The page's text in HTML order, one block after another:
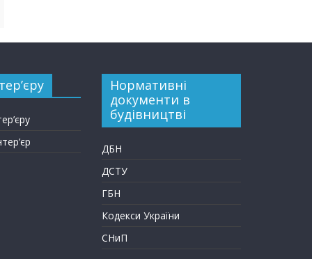
Нормативні
документи в
будівництві
ДБН
ДСТУ
ГБН
Кодекси України
СНиП